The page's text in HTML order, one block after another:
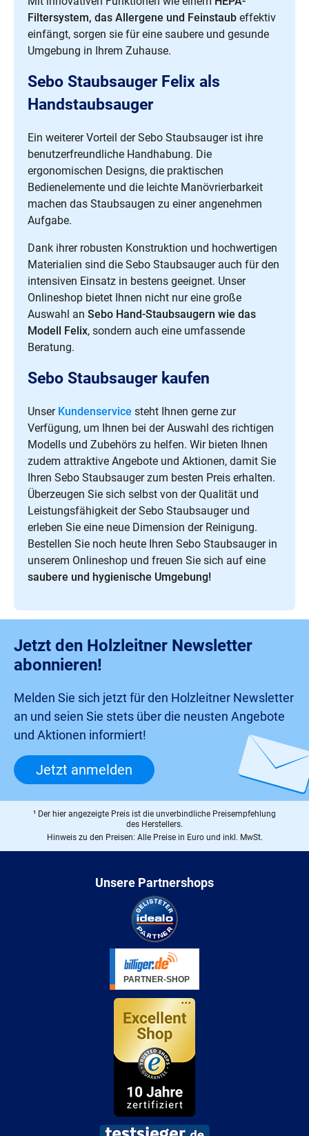
Filtersystem, das Allergene und Feinstaub effektiv
einfängt, sorgen sie für eine saubere und gesunde
Umgebung in Ihrem Zuhause.
Sebo Staubsauger Felix als
Handstaubsauger
Ein weiterer Vorteil der Sebo Staubsauger ist ihre
benutzerfreundliche Handhabung. Die
ergonomischen Designs, die praktischen
Bedienelemente und die leichte Manövrierbarkeit
machen das Staubsaugen zu einer angenehmen
Aufgabe.
Dank ihrer robusten Konstruktion und hochwertigen
Materialien sind die Sebo Staubsauger auch für den
intensiven Einsatz in bestens geeignet. Unser
Onlineshop bietet Ihnen nicht nur eine große
Auswahl an Sebo Hand-Staubsaugern wie das
Modell Felix, sondern auch eine umfassende
Beratung.
Sebo Staubsauger kaufen
Unser Kundenservice steht Ihnen gerne zur
Verfügung, um Ihnen bei der Auswahl des richtigen
Modells und Zubehörs zu helfen. Wir bieten Ihnen
zudem attraktive Angebote und Aktionen, damit Sie
Ihren Sebo Staubsauger zum besten Preis erhalten.
Überzeugen Sie sich selbst von der Qualität und
Leistungsfähigkeit der Sebo Staubsauger und
erleben Sie eine neue Dimension der Reinigung.
Bestellen Sie noch heute Ihren Sebo Staubsauger in
unserem Onlineshop und freuen Sie sich auf eine
saubere und hygienische Umgebung!
Jetzt den Holzleitner Newsletter
abonnieren!
Melden Sie sich jetzt für den Holzleitner Newsletter
an und seien Sie stets über die neusten Angebote
und Aktionen informiert!
Jetzt anmelden
¹ Der hier angezeigte Preis ist die unverbindliche Preisempfehlung
des Herstellers.
Hinweis zu den Preisen: Alle Preise in Euro und inkl. MwSt.
Unsere Partnershops